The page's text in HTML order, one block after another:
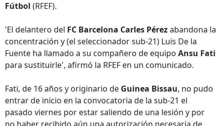
Fútbol (RFEF).
'El delantero del FC Barcelona Carles Pérezabandona la
concentración y (el seleccionador sub-21) Luis De la
Fuente ha llamado a su compañero de equipo Ansu Fati
para sustituirle', afirmó la RFEF en un comunicado.
Fati, de 16 años y originario de Guinea Bissau, no pudo
entrar de inicio en la convocatoria de la sub-21 el
pasado viernes por estar saliendo de una lesión y por